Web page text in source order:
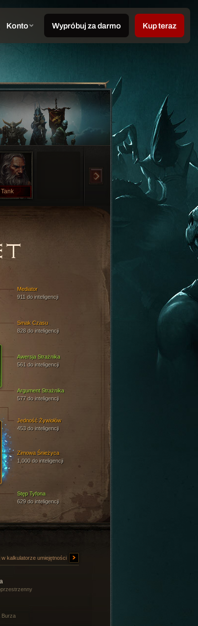
Tank
Mediator
911 do inteligencji
Stęp Tyfona
629 do inteligencji
Awersja Strażnika
561 do inteligencji
Zimowa Śnieżyca
1,000 do inteligencji
Argument Strażnika
577 do inteligencji
Jedność Żywiołów
453 do inteligencji
Smak Czasu
828 do inteligencji
w kalkulatorze umiejętności
Burza